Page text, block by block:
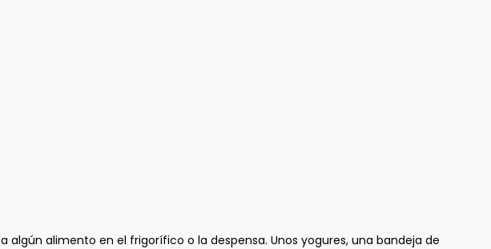
alimento en el frigorífico o la despensa. Unos yogures, una bandeja de